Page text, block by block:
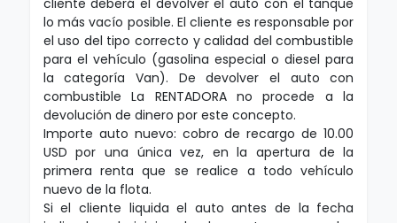
cliente deberá el devolver el auto con el tanque
lo más vacío posible. El cliente es responsable por
el uso del tipo correcto y calidad del combustible
para el vehículo (gasolina especial o diesel para
la categoría Van). De devolver el auto con
combustible La RENTADORA no procede a la
devolución de dinero por este concepto.
Importe auto nuevo: cobro de recargo de 10.00
USD por una única vez, en la apertura de la
primera renta que se realice a todo vehículo
nuevo de la flota.
Si el cliente liquida el auto antes de la fecha